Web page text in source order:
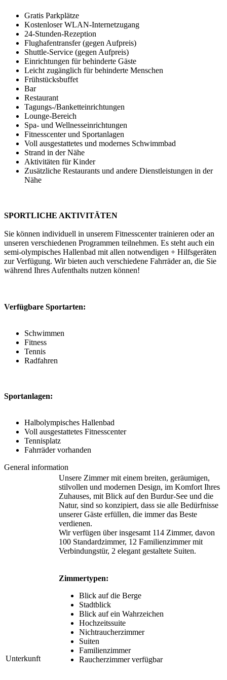
Gratis Parkplätze
Kostenloser WLAN-Internetzugang
24-Stunden-Rezeption
Flughafentransfer (gegen Aufpreis)
Shuttle-Service (gegen Aufpreis)
Einrichtungen für behinderte Gäste
Leicht zugänglich für behinderte Menschen
Frühstücksbuffet
Bar
Restaurant
Tagungs-/Banketteinrichtungen
Lounge-Bereich
Spa- und Wellnesseinrichtungen
Fitnesscenter und Sportanlagen
Voll ausgestattetes und modernes Schwimmbad
Strand in der Nähe
Aktivitäten für Kinder
Zusätzliche Restaurants und andere Dienstleistungen in der
Nähe
SPORTLICHE AKTIVITÄTEN
Sie können individuell in unserem Fitnesscenter trainieren oder an
unseren verschiedenen Programmen teilnehmen. Es steht auch ein
semi-olympisches Hallenbad mit allen notwendigen + Hilfsgeräten
zur Verfügung. Wir bieten auch verschiedene Fahrräder an, die Sie
während Ihres Aufenthalts nutzen können!
Verfügbare Sportarten:
Schwimmen
Fitness
Tennis
Radfahren
Sportanlagen:
Halbolympisches Hallenbad
Voll ausgestattetes Fitnesscenter
Tennisplatz
Fahrräder vorhanden
General information
Unterkunft
Unsere Zimmer mit einem breiten, geräumigen,
stilvollen und modernen Design, im Komfort Ihres
Zuhauses, mit Blick auf den Burdur-See und die
Natur, sind so konzipiert, dass sie alle Bedürfnisse
unserer Gäste erfüllen, die immer das Beste
verdienen.
Wir verfügen über insgesamt 114 Zimmer, davon
100 Standardzimmer, 12 Familienzimmer mit
Verbindungstür, 2 elegant gestaltete Suiten.
Zimmertypen:
Blick auf die Berge
Stadtblick
Blick auf ein Wahrzeichen
Hochzeitssuite
Nichtraucherzimmer
Suiten
Familienzimmer
Raucherzimmer verfügbar